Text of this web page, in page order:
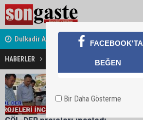
Dulkadir Ailesinin Mutlu Günü
HABERLER Altgeçit Projeler Haberleri
FACEBOOK'TA
BEĞEN
Bir Daha Gösterme